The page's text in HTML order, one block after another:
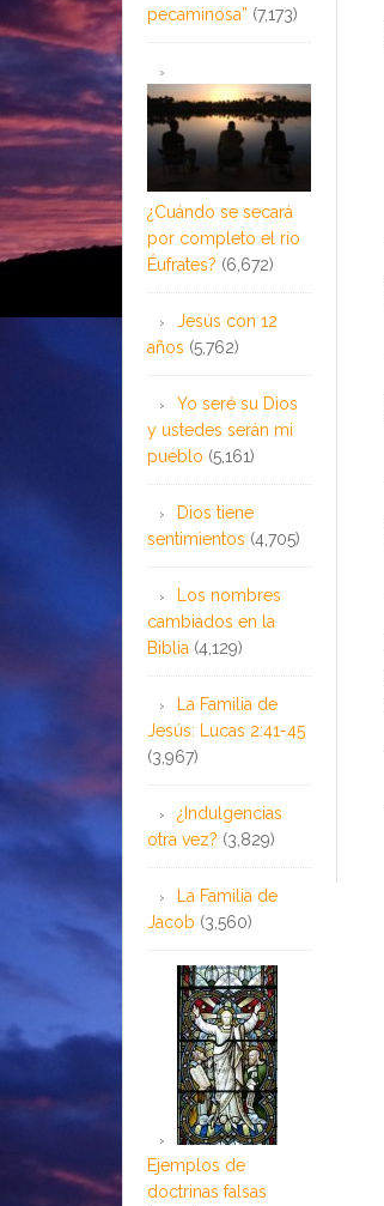
pecaminosa” (7,173)
¿Cuándo se secará
por completo el río
Éufrates? (6,672)
Jesús con 12
años (5,762)
Yo seré su Dios
y ustedes serán mi
pueblo (5,161)
Dios tiene
sentimientos (4,705)
Los nombres
cambiados en la
Biblia (4,129)
La Familia de
Jesús: Lucas 2:41-45
(3,967)
¿Indulgencias
otra vez? (3,829)
La Familia de
Jacob (3,560)
Ejemplos de
doctrinas falsas